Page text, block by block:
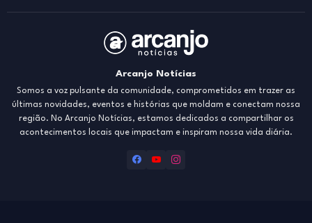
Arcanjo Notícias
Somos a voz pulsante da comunidade, comprometidos em trazer as
últimas novidades, eventos e histórias que moldam e conectam nossa
região. No Arcanjo Notícias, estamos dedicados a compartilhar os
acontecimentos locais que impactam e inspiram nossa vida diária.